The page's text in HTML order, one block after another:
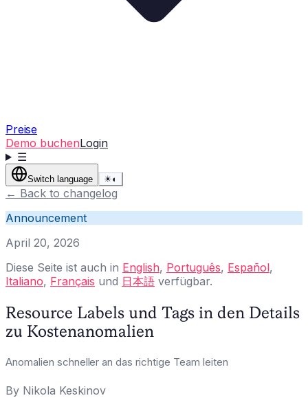
Preise
Demo buchenLogin
☰
Switch language ☀◐
← Back to changelog
Announcement
April 20, 2026
Diese Seite ist auch in English, Português, Español,
Italiano, Français und 日本語 verfügbar.
Resource Labels und Tags in den Details
zu Kostenanomalien
Anomalien schneller an das richtige Team leiten
By Nikola Keskinov